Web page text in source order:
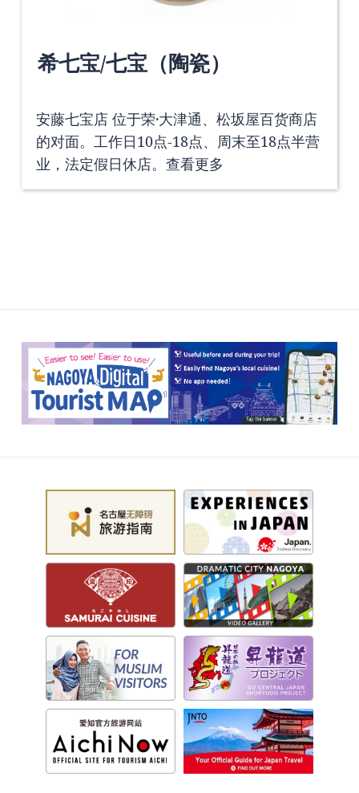
希七宝/七宝（陶瓷）
安藤七宝店 位于荣·大津通、松坂屋百货商店
的对面。工作日10点-18点、周末至18点半营
业，法定假日休店。 查看更多